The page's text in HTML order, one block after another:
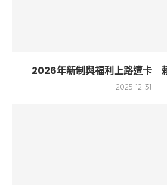
2026年新制與福利上路遭卡
2025-12-31